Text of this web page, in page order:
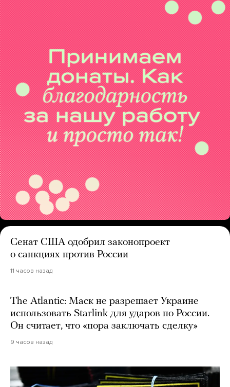
Сенат США одобрил законопроект
о санкциях против России
11 часов назад
The Atlantic: Маск не разрешает Украине
использовать Starlink для ударов по России.
Он считает, что «пора заключать сделку»
9 часов назад